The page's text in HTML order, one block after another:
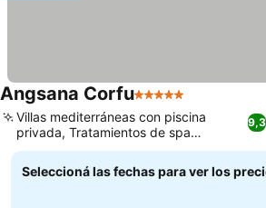
Angsana Corfu5 Estrellas
9,3
Villas mediterráneas con piscina
privada, Tratamientos de spa
javaneses exclusivos
Seleccioná las fechas para ver los